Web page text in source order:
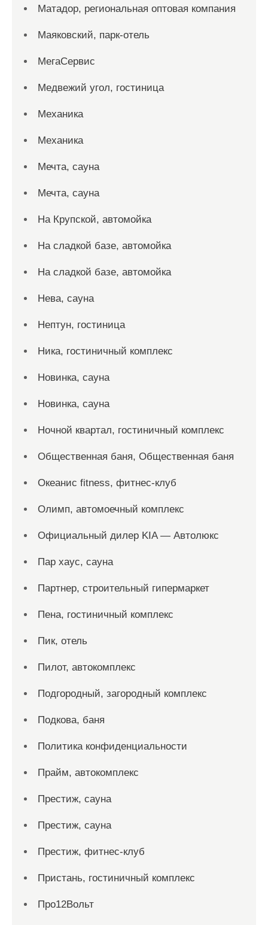
Матадор, региональная оптовая компания
Маяковский, парк-отель
МегаСервис
Медвежий угол, гостиница
Механика
Механика
Мечта, сауна
Мечта, сауна
На Крупской, автомойка
На сладкой базе, автомойка
На сладкой базе, автомойка
Нева, сауна
Нептун, гостиница
Ника, гостиничный комплекс
Новинка, сауна
Новинка, сауна
Ночной квартал, гостиничный комплекс
Общественная баня, Общественная баня
Океанис fitness, фитнес-клуб
Олимп, автомоечный комплекс
Официальный дилер KIA — Автолюкс
Пар хаус, сауна
Партнер, строительный гипермаркет
Пена, гостиничный комплекс
Пик, отель
Пилот, автокомплекс
Подгородный, загородный комплекс
Подкова, баня
Политика конфиденциальности
Прайм, автокомплекс
Престиж, сауна
Престиж, сауна
Престиж, фитнес-клуб
Пристань, гостиничный комплекс
Про12Вольт